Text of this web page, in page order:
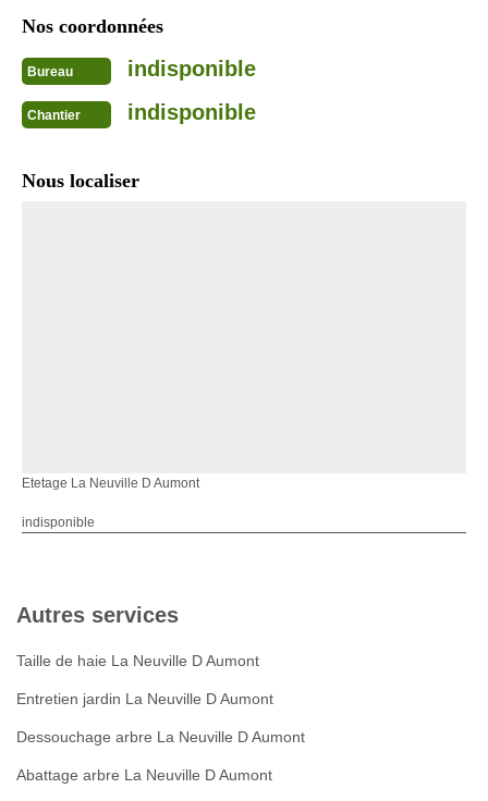
Nos coordonnées
Bureau indisponible
Chantier indisponible
Nous localiser
Etetage La Neuville D Aumont
indisponible
Autres services
Taille de haie La Neuville D Aumont
Entretien jardin La Neuville D Aumont
Dessouchage arbre La Neuville D Aumont
Abattage arbre La Neuville D Aumont